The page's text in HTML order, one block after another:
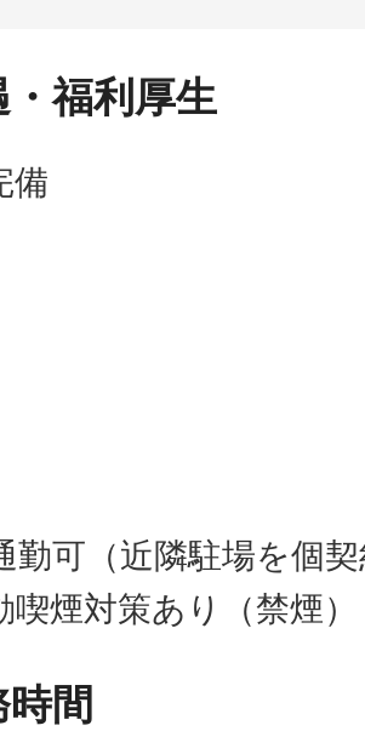
・福利厚生
備
勤可（近隣駐場を個
喫煙対策あり（禁煙）
間